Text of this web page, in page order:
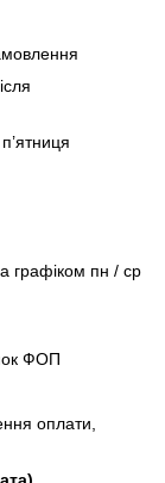
графіком пн / ср
ФОП
оплати,